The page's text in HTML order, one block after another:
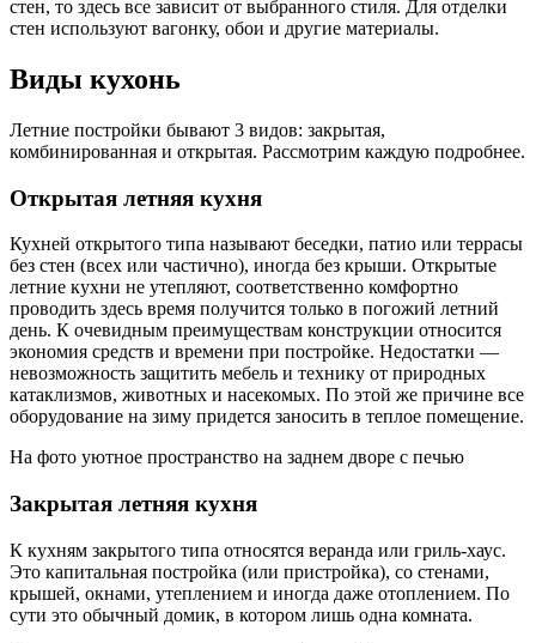
стен, то здесь все зависит от выбранного стиля. Для отделки
стен используют вагонку, обои и другие материалы.
Виды кухонь
Летние постройки бывают 3 видов: закрытая,
комбинированная и открытая. Рассмотрим каждую подробнее.
Открытая летняя кухня
Кухней открытого типа называют беседки, патио или террасы
без стен (всех или частично), иногда без крыши. Открытые
летние кухни не утепляют, соответственно комфортно
проводить здесь время получится только в погожий летний
день. К очевидным преимуществам конструкции относится
экономия средств и времени при постройке. Недостатки —
невозможность защитить мебель и технику от природных
катаклизмов, животных и насекомых. По этой же причине все
оборудование на зиму придется заносить в теплое помещение.
На фото уютное пространство на заднем дворе с печью
Закрытая летняя кухня
К кухням закрытого типа относятся веранда или гриль-хаус.
Это капитальная постройка (или пристройка), со стенами,
крышей, окнами, утеплением и иногда даже отоплением. По
сути это обычный домик, в котором лишь одна комната.